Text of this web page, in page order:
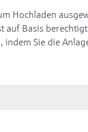
Hochladen
Basis
Sie die